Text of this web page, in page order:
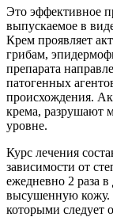
Это эффективное
выпускаемое в
Крем проявляет
грибам,
препарата
патогенных
происхождения.
крема, разрушают
уровне.
Курс лечения
зависимости от
ежедневно 2 раза
высушенную кожу.
которыми следует